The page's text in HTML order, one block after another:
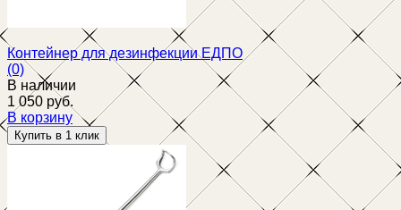
Контейнер для дезинфекции ЕДПО
(0)
В наличии
1 050 руб.
В корзину